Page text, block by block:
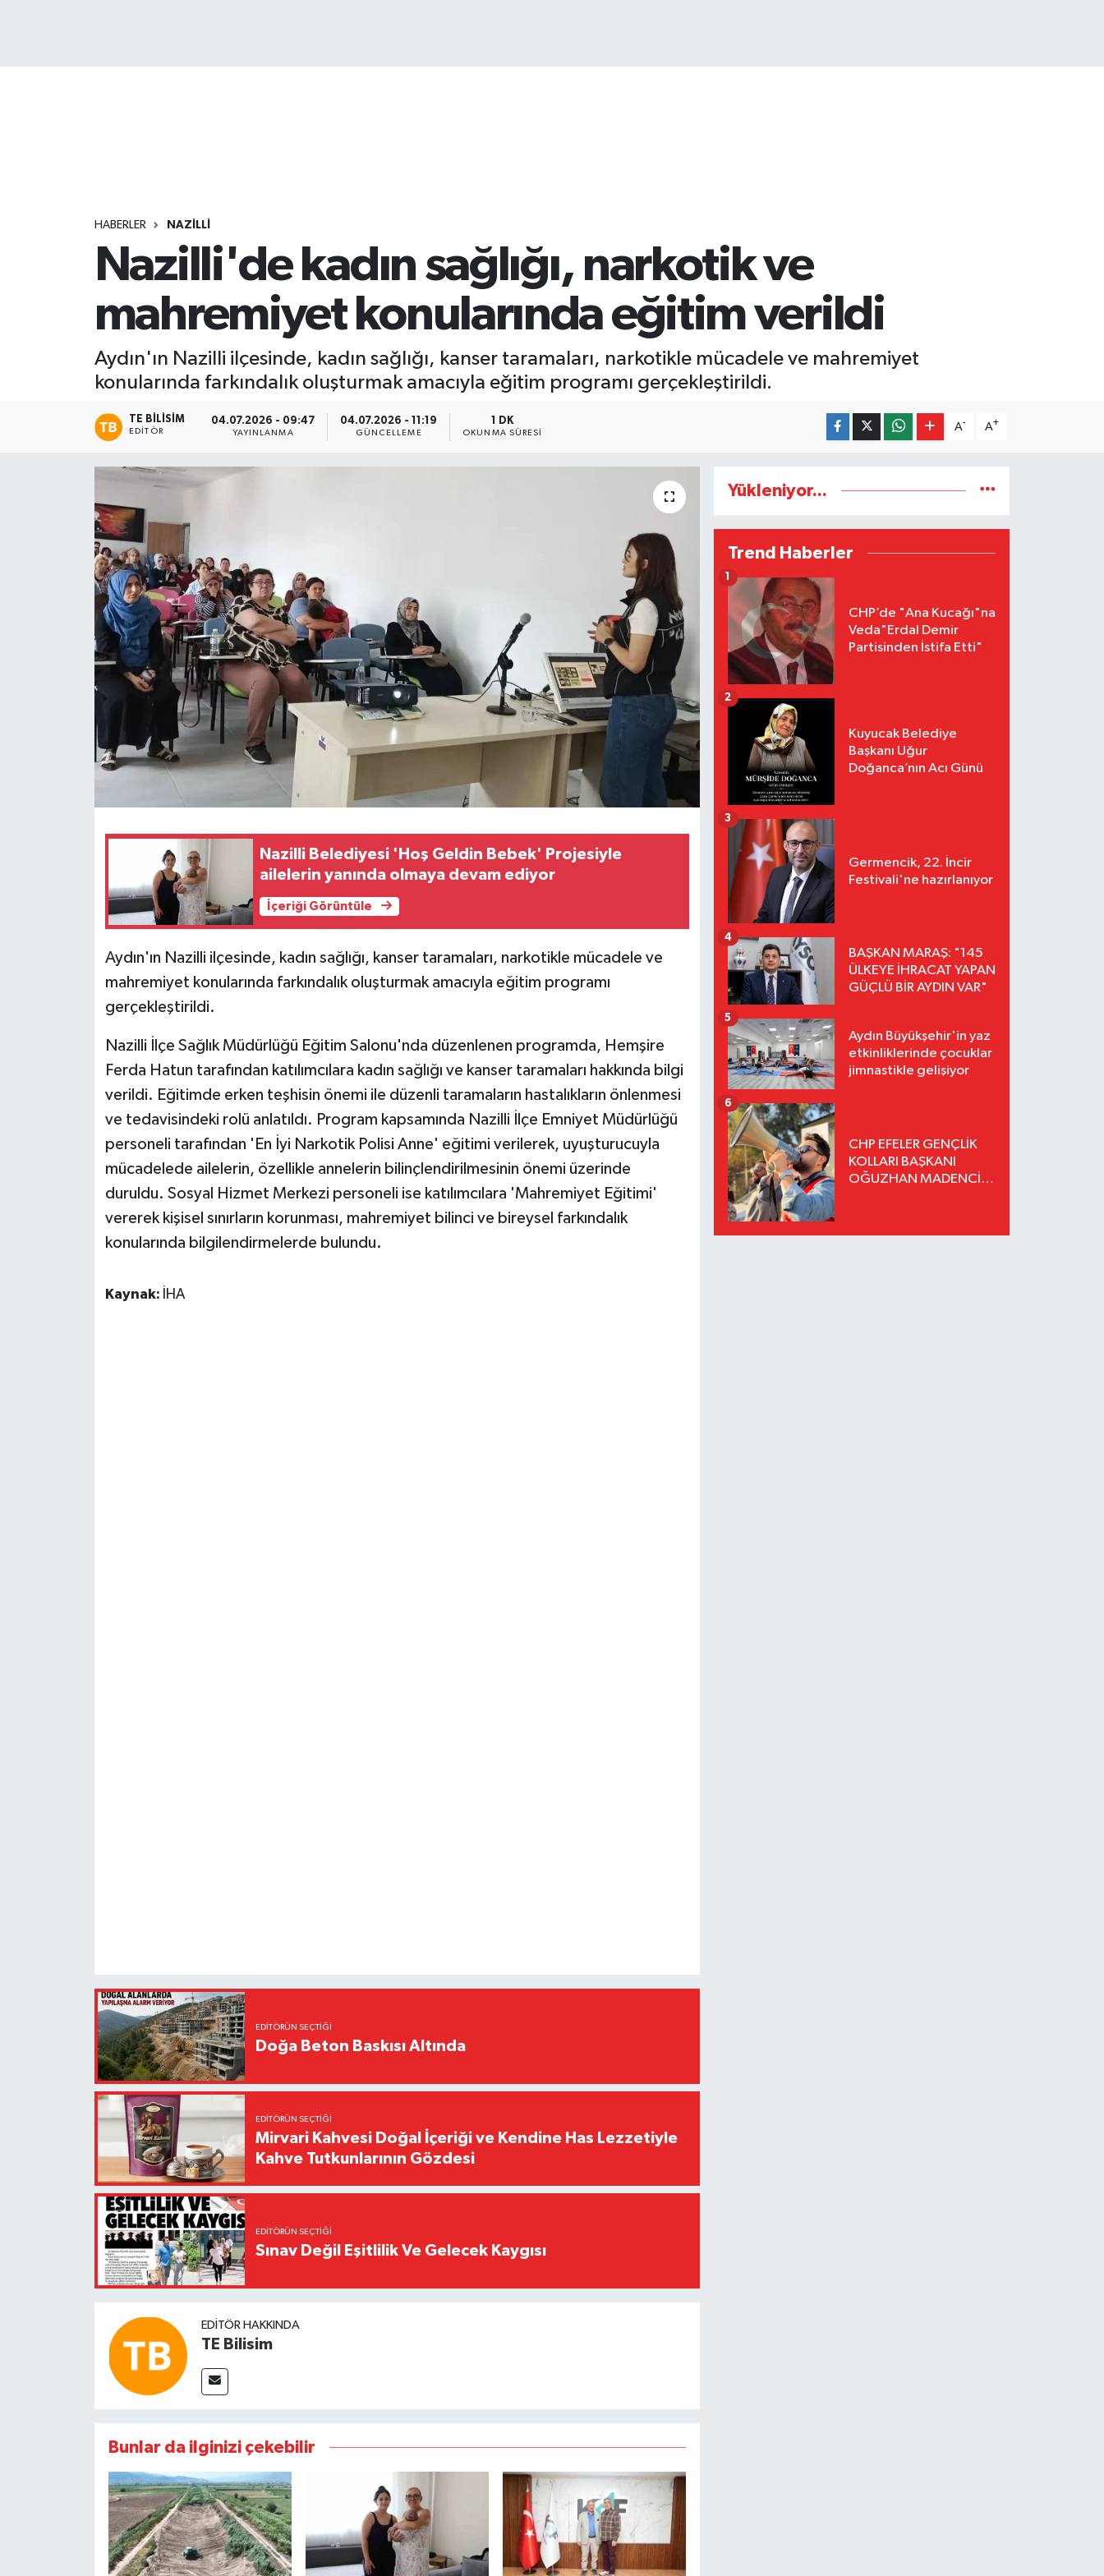
HABERLER NAZİLLİ
Nazilli'de kadın sağlığı, narkotik ve
mahremiyet konularında eğitim verildi
Aydın'ın Nazilli ilçesinde, kadın sağlığı, kanser taramaları, narkotikle mücadele ve mahremiyet
konularında farkındalık oluşturmak amacıyla eğitim programı gerçekleştirildi.
TE BILISIM
EDITÖR
04.07.2026 - 09:47
YAYINLANMA
04.07.2026 - 11:19
GÜNCELLEME
1 DK
OKUNMA SÜRESI
A- A+
Nazilli Belediyesi 'Hoş Geldin Bebek' Projesiyle
ailelerin yanında olmaya devam ediyor
İçeriği Görüntüle
Aydın'ın Nazilli ilçesinde, kadın sağlığı, kanser taramaları, narkotikle mücadele ve
mahremiyet konularında farkındalık oluşturmak amacıyla eğitim programı
gerçekleştirildi.
Nazilli İlçe Sağlık Müdürlüğü Eğitim Salonu'nda düzenlenen programda, Hemşire
Ferda Hatun tarafından katılımcılara kadın sağlığı ve kanser taramaları hakkında bilgi
verildi. Eğitimde erken teşhisin önemi ile düzenli taramaların hastalıkların önlenmesi
ve tedavisindeki rolü anlatıldı. Program kapsamında Nazilli İlçe Emniyet Müdürlüğü
personeli tarafından 'En İyi Narkotik Polisi Anne' eğitimi verilerek, uyuşturucuyla
mücadelede ailelerin, özellikle annelerin bilinçlendirilmesinin önemi üzerinde
duruldu. Sosyal Hizmet Merkezi personeli ise katılımcılara 'Mahremiyet Eğitimi'
vererek kişisel sınırların korunması, mahremiyet bilinci ve bireysel farkındalık
konularında bilgilendirmelerde bulundu.
Kaynak: İHA
EDITÖRÜN SEÇTIĞI
Doğa Beton Baskısı Altında
EDITÖRÜN SEÇTIĞI
Mirvari Kahvesi Doğal İçeriği ve Kendine Has Lezzetiyle
Kahve Tutkunlarının Gözdesi
EDITÖRÜN SEÇTIĞI
Sınav Değil Eşitlilik Ve Gelecek Kaygısı
EDITÖR HAKKINDA
TE Bilisim
Bunlar da ilginizi çekebilir
Yükleniyor...
Trend Haberler
CHP’de "Ana Kucağı"na
Veda"Erdal Demir
Partisinden İstifa Etti"
1
Kuyucak Belediye
Başkanı Uğur
Doğanca’nın Acı Günü
2
Germencik, 22. İncir
Festivali'ne hazırlanıyor
3
BAŞKAN MARAŞ: "145
ÜLKEYE İHRACAT YAPAN
GÜÇLÜ BİR AYDIN VAR"
4
Aydın Büyükşehir'in yaz
etkinliklerinde çocuklar
jimnastikle gelişiyor
5
CHP EFELER GENÇLİK
KOLLARI BAŞKANI
OĞUZHAN MADENCİ
6